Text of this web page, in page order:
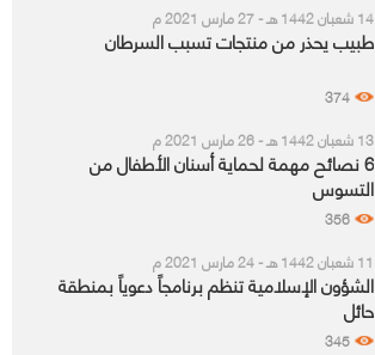
14 شعبان 1442 هـ - 27 مارس 2021 م
طبيب يحذر من منتجات تسبب السرطان
374
13 شعبان 1442 هـ - 26 مارس 2021 م
6 نصائح مهمة لحماية أسنان الأطفال من
التسوس
356
11 شعبان 1442 هـ - 24 مارس 2021 م
الشؤون الإسلامية تنظم برنامجاً دعوياً بمنطقة
حائل
345